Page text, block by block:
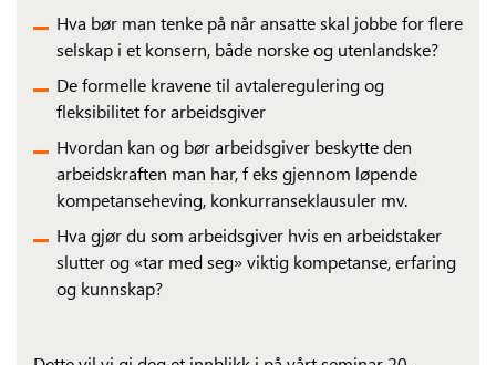
Hva bør man tenke på når ansatte skal jobbe for flere
selskap i et konsern, både norske og utenlandske?
De formelle kravene til avtaleregulering og
fleksibilitet for arbeidsgiver
Hvordan kan og bør arbeidsgiver beskytte den
arbeidskraften man har, f eks gjennom løpende
kompetanseheving, konkurranseklausuler mv.
Hva gjør du som arbeidsgiver hvis en arbeidstaker
slutter og «tar med seg» viktig kompetanse, erfaring
og kunnskap?